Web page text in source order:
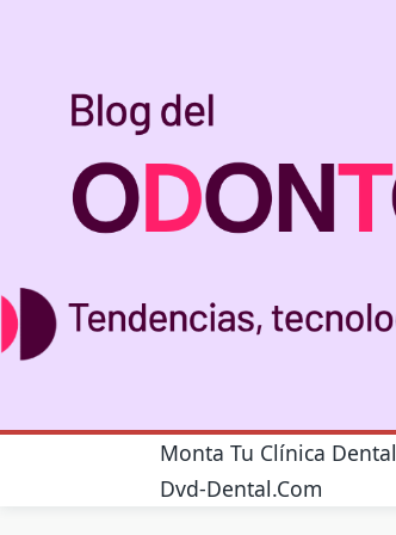
Monta Tu Clínica Dental
Dvd-Dental.com